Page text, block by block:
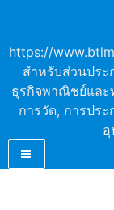
https://
สำหรับส่วนประ
ธุรกิจพาณิชย์แล
การวัด, การปร
อุ